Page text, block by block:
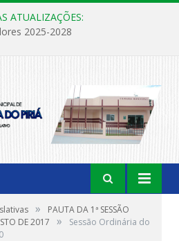
ATUALIZAÇÕES:
2025-2028
»
PAUTA DA 1ª SESSÃO
DE 2017
»
Sessão Ordinária do